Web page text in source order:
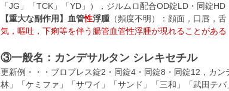
「JG」「TCK」「YD」），ジルムロ配合OD錠LD・同錠
【重大な副作用】
血管性浮腫 （頻度不明）：顔面，口唇，
気，嘔吐，下痢等を伴う腸管血管性浮腫が現れることがある
③一般名：カンデサルタン シレキセチル
更新例・・・ブロプレス錠2・同錠4・同錠8・同錠12，カ
林」「ケミファ」「サワイ」「サンド」「三和」「武田テ